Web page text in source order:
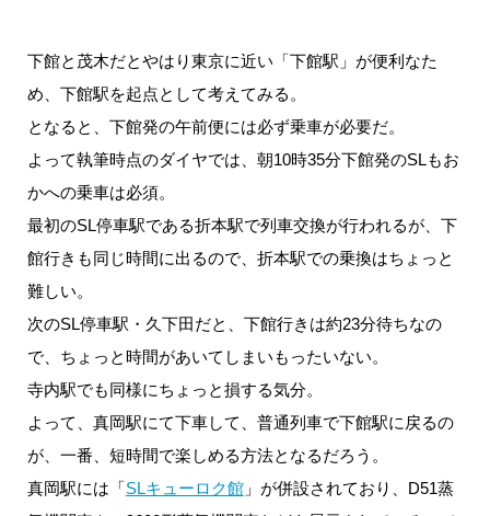
下館と茂木だとやはり東京に近い「下館駅」が便利なた
め、下館駅を起点として考えてみる。
となると、下館発の午前便には必ず乗車が必要だ。
よって執筆時点のダイヤでは、朝10時35分下館発のSLもお
かへの乗車は必須。
最初のSL停車駅である折本駅で列車交換が行われるが、下
館行きも同じ時間に出るので、折本駅での乗換はちょっと
難しい。
次のSL停車駅・久下田だと、下館行きは約23分待ちなの
で、ちょっと時間があいてしまいもったいない。
寺内駅でも同様にちょっと損する気分。
よって、真岡駅にて下車して、普通列車で下館駅に戻るの
が、一番、短時間で楽しめる方法となるだろう。
真岡駅には「SLキューロク館」が併設されており、D51蒸